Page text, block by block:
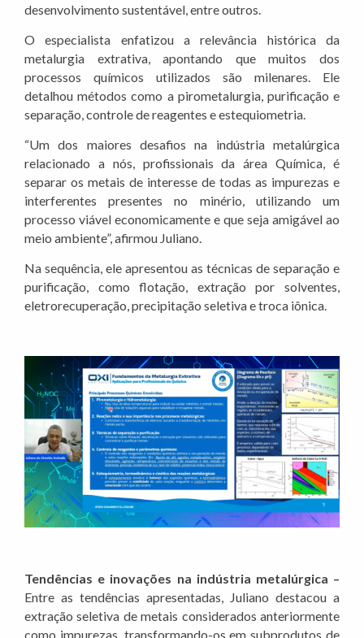
desenvolvimento sustentável, entre outros.
O especialista enfatizou a relevância histórica da
metalurgia extrativa, apontando que muitos dos
processos químicos utilizados são milenares. Ele
detalhou métodos como a pirometalurgia, purificação e
separação, controle de reagentes e estequiometria.
“Um dos maiores desafios na indústria metalúrgica
relacionado a nós, profissionais da área Química, é
separar os metais de interesse de todas as impurezas e
interferentes presentes no minério, utilizando um
processo viável economicamente e que seja amigável ao
meio ambiente”, afirmou Juliano.
Na sequência, ele apresentou as técnicas de separação e
purificação, como flotação, extração por solventes,
eletrorecuperação, precipitação seletiva e troca iônica.
Tendências e inovações na indústria metalúrgica –
Entre as tendências apresentadas, Juliano destacou a
extração seletiva de metais considerados anteriormente
como impurezas, transformando-os em subprodutos de